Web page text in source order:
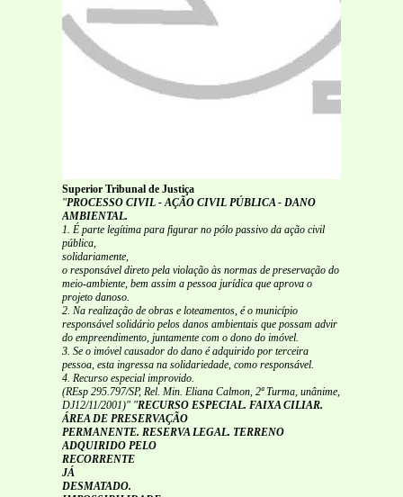
Superior Tribunal de Justiça
"PROCESSO CIVIL - AÇÃO CIVIL PÚBLICA - DANO
AMBIENTAL.
1. É parte legítima para figurar no pólo passivo da ação civil
pública,
solidariamente,
o responsável direto pela violação às normas de preservação do
meio-ambiente, bem assim a pessoa jurídica que aprova o
projeto danoso.
2. Na realização de obras e loteamentos, é o município
responsável solidário pelos danos ambientais que possam advir
do empreendimento, juntamente com o dono do imóvel.
3. Se o imóvel causador do dano é adquirido por terceira
pessoa, esta ingressa na solidariedade, como responsável.
4. Recurso especial improvido.
(REsp 295.797/SP, Rel. Min. Eliana Calmon, 2ª Turma, unânime,
DJ12/11/2001)" "RECURSO ESPECIAL. FAIXA CILIAR.
ÁREA DE PRESERVAÇÃO
PERMANENTE. RESERVA LEGAL. TERRENO
ADQUIRIDO PELO
RECORRENTE
JÁ
DESMATADO.